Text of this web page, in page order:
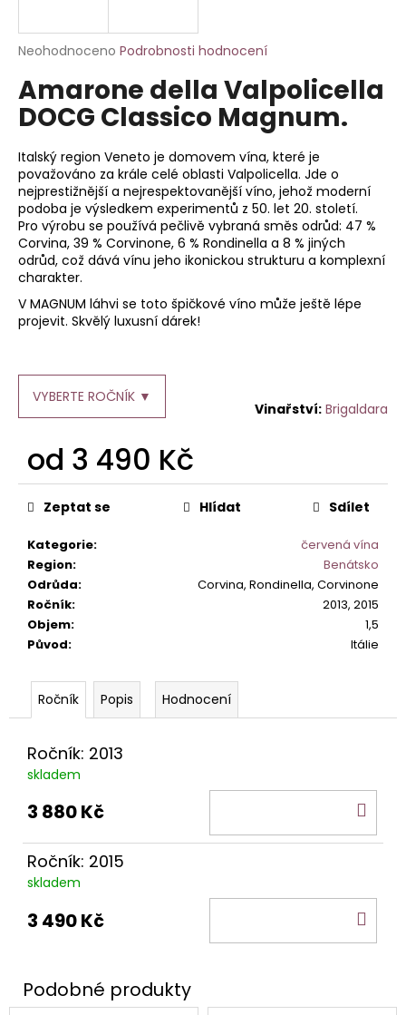
Průměrné
produktu
je
0,0
5
hvězdiček.
Neohodnoceno Podrobnosti hodnocení
Amarone della Valpolicella
DOCG Classico Magnum.
Italský region Veneto je domovem vína, které je
považováno za krále celé oblasti Valpolicella. Jde o
nejprestižnější a nejrespektovanější víno, jehož moderní
podoba je výsledkem experimentů z 50. let 20. století.
Pro výrobu se používá pečlivě vybraná směs odrůd: 47 %
Corvina, 39 % Corvinone, 6 % Rondinella a 8 % jiných
odrůd, což dává vínu jeho ikonickou strukturu a komplexní
charakter.
V MAGNUM láhvi se toto špičkové víno může ještě lépe
projevit. Skvělý luxusní dárek!
VYBERTE ROČNÍK ▼
Brigaldara
od 3 490 Kč
Měrná
cena:
Kategorie:
červená vína
Region:
Benátsko
Odrůda:
Corvina, Rondinella, Corvinone
Ročník:
2013, 2015
Objem:
1,5
Původ: Itálie
Zeptat se Hlídat Sdílet
Popis Hodnocení
Ročník: 2013
skladem
3 880 Kč
Ročník: 2015
skladem
3 490 Kč
j
t
?
HLEDAT
D
o
p
r
e
m
e
ETNA
BIANCO
ALTA
MORA
DOC.
590